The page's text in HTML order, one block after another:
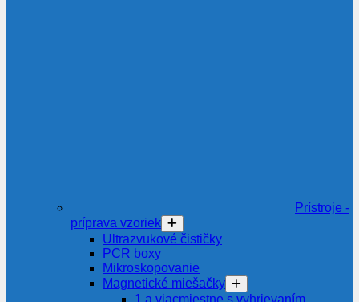
Prístroje -
príprava vzoriek
Ultrazvukové čističky
PCR boxy
Mikroskopovanie
Magnetické miešačky
1 a viacmiestne s vyhrievaním